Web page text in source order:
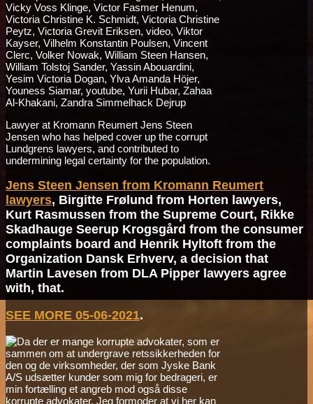
Lawyer at Kromann Reumert Jens Steen
Jensen who has helped cover up the corrupt
Lundgrens lawyers, and contributed to
undermining legal certainty for the population.
Jens Steen Jensen from Kromann Reumert
lawyers, Birgitte Frølund from Horten lawyers,
Kurt Rasmussen from the Supreme Court, Rikke
Skadhauge Seerup Krogsgård from the consumer
complaints board and Henrik Hyltoft from the
Organization Dansk Erhverv, a decision that
Martin Lavesen from DLA Pipper lawyers agree
with, that.
SEE MORE 05-06-2021.